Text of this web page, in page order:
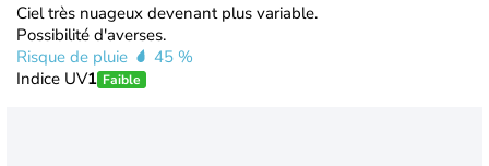
Ciel très nuageux devenant plus variable.
Possibilité d'averses.
Risque de pluie
45 %
Indice UV1 Faible